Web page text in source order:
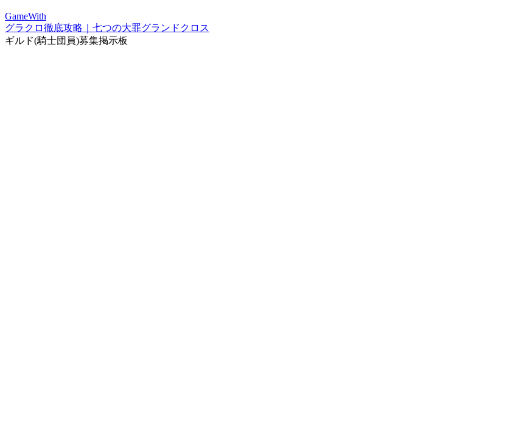
GameWith
グラクロ徹底攻略｜七つの大罪グランドクロス
ギルド(騎士団員)募集掲示板